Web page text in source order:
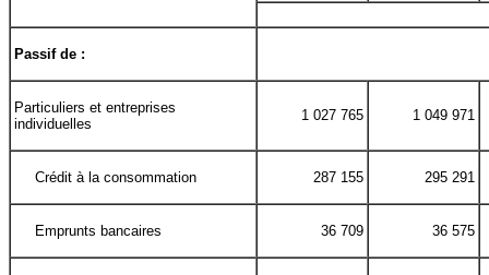
Passif de :
Particuliers et entreprises
individuelles
1 027 765 1 049 971
Crédit à la consommation 287 155 295 291
Emprunts bancaires 36 709 36 575